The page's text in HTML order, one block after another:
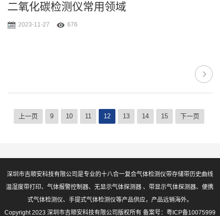
二氧化碳检测仪常用领域
2023-11-27 676
上一页 9 10 11 12 13 14 15 下一页
深圳市吉顺安科技有限公司是专业的十八合一复合气体检测仪带存储带历史曲线
温湿度带打印、气体报警控制器、无显示气体探测器 、带显示气体探测器、便携
式气体检测仪、手提式气体检测仪等产品供应，产品远销海外。
Copyright 2023 深圳市吉顺安科技有限公司版权所有 备案号： 粤ICP备10075999